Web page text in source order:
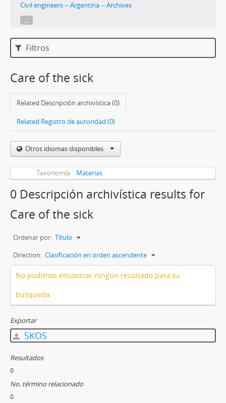
Civil engineers -- Argentina -- Archives
...
Filtros
Care of the sick
Related Descripción archivística (0)
Related Registro de autoridad (0)
Otros idiomas disponibles
Taxonomía Materias
0 Descripción archivística results for
Care of the sick
Ordenar por: Título
Direction: Clasificación en orden ascendente
No pudimos encontrar ningún resultado para tu
búsqueda.
Exportar
SKOS
Resultados
0
No. término relacionado
0